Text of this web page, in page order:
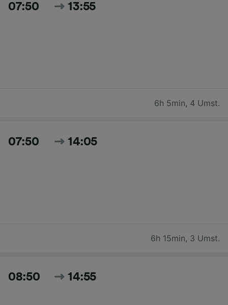
07:50 13:55
6h 5min, 4 Umst.
07:50 14:05
6h 15min, 3 Umst.
08:50 14:55